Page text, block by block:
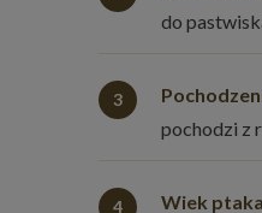
do
pochodzi z
Wiek ptaka